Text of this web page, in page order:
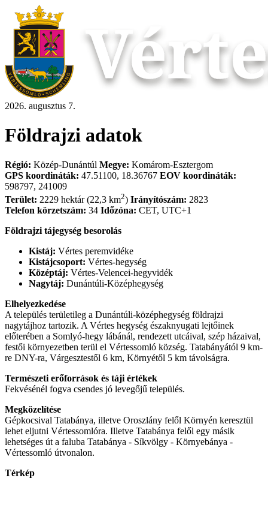
2026. augusztus 7.
Földrajzi adatok
Régió: Közép-Dunántúl Megye: Komárom-Esztergom
GPS koordináták: 47.51100, 18.36767 EOV koordináták:
598797, 241009
Terület: 2229 hektár (22,3 km2) Irányítószám: 2823
Telefon körzetszám: 34 Időzóna: CET, UTC+1
Földrajzi tájegység besorolás
Kistáj: Vértes peremvidéke
Kistájcsoport: Vértes-hegység
Középtáj: Vértes-Velencei-hegyvidék
Nagytáj: Dunántúli-Középhegység
Elhelyezkedése
A település területileg a Dunántúli-középhegység földrajzi
nagytájhoz tartozik. A Vértes hegység északnyugati lejtőinek
előterében a Somlyó-hegy lábánál, rendezett utcáival, szép házaival,
festői környezetben terül el Vértessomló község. Tatabányától 9 km-
re DNY-ra, Várgesztestől 6 km, Környétől 5 km távolságra.
Természeti erőforrások és táji értékek
Fekvésénél fogva csendes jó levegőjű település.
Megközelítése
Gépkocsival Tatabánya, illetve Oroszlány felől Környén keresztül
lehet eljutni Vértessomlóra. Illetve Tatabánya felől egy másik
lehetséges út a faluba Tatabánya - Síkvölgy - Környebánya -
Vértessomló útvonalon.
Térkép